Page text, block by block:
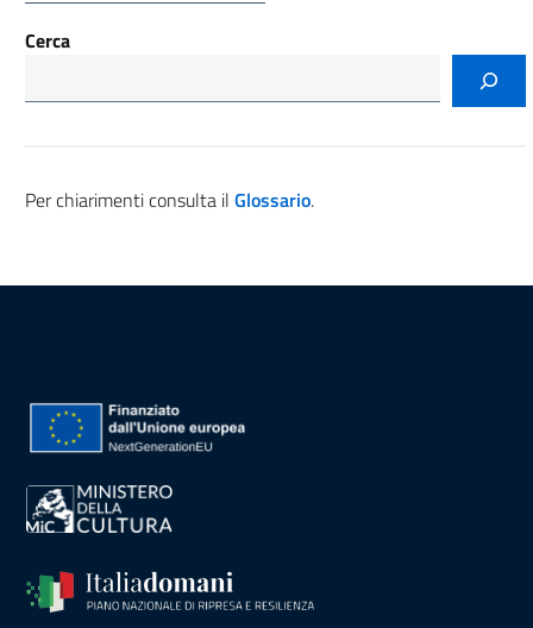
Cerca
Per chiarimenti consulta il Glossario.